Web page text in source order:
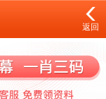
返回